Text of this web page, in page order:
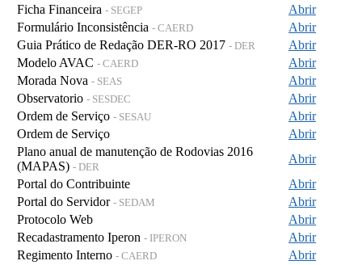
Ficha Financeira - SEGEP
Abrir
Formulário Inconsistência - CAERD
Abrir
Guia Prático de Redação DER-RO 2017 - DER
Abrir
Modelo AVAC - CAERD
Abrir
Morada Nova - SEAS
Abrir
Observatorio - SESDEC
Abrir
Ordem de Serviço - SESAU
Abrir
Ordem de Serviço
Abrir
Plano anual de manutenção de Rodovias 2016
(MAPAS) - DER
Abrir
Portal do Contribuinte
Abrir
Portal do Servidor - SEDAM
Abrir
Protocolo Web
Abrir
Recadastramento Iperon - IPERON
Abrir
Regimento Interno - CAERD
Abrir